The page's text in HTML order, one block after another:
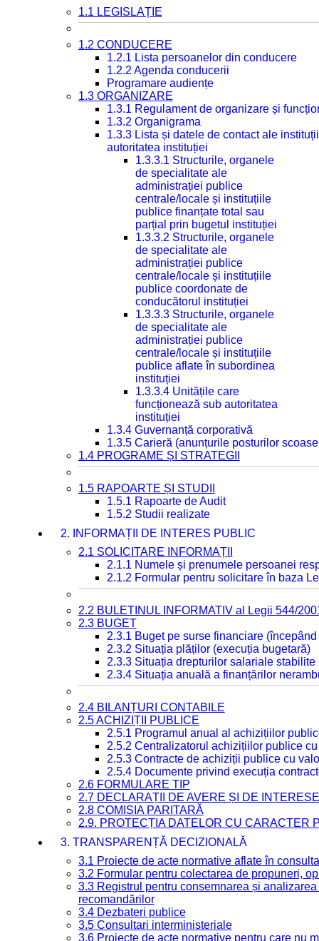
1.1 LEGISLAȚIE
1.2 CONDUCERE
1.2.1 Lista persoanelor din conducere
1.2.2 Agenda conducerii
Programare audiențe
1.3 ORGANIZARE
1.3.1 Regulament de organizare și
1.3.2 Organigrama
1.3.3 Lista și datele de contact ale
autoritatea instituției
1.3.3.1 Structurile, organele
de specialitate ale
administrației publice
centrale/locale și instituțiile
publice finanțate total sau
parțial prin bugetul instituției
1.3.3.2 Structurile, organele
de specialitate ale
administrației publice
centrale/locale și instituțiile
publice coordonate de
conducătorul instituției
1.3.3.3 Structurile, organele
de specialitate ale
administrației publice
centrale/locale și instituțiile
publice aflate în subordinea
instituției
1.3.3.4 Unitățile care
funcționează sub autoritatea
instituției
1.3.4 Guvernanță corporativă
1.3.5 Carieră (anunțurile posturilor
1.4 PROGRAME ȘI STRATEGII
1.5 RAPOARTE ȘI STUDII
1.5.1 Rapoarte de Audit
1.5.2 Studii realizate
2. INFORMAȚII DE INTERES PUBLIC
2.1 SOLICITARE INFORMAȚII
2.1.1 Numele și prenumele persoanei
2.1.2 Formular pentru solicitare în baza
2.2 BULETINUL INFORMATIV al Legii 544/
2.3 BUGET
2.3.1 Buget pe surse financiare
2.3.2 Situația plăților (execuția bugetară)
2.3.3 Situația drepturilor salariale
2.3.4 Situația anuală a finanțărilor
2.4 BILANȚURI CONTABILE
2.5 ACHIZIȚII PUBLICE
2.5.1 Programul anual al achizițiilor
2.5.2 Centralizatorul achizițiilor publice
2.5.3 Contracte de achiziții publice cu
2.5.4 Documente privind execuția
2.6 FORMULARE TIP
2.7 DECLARAȚII DE AVERE ȘI DE INTERESE
2.8 COMISIA PARITARĂ
2.9. PROTECȚIA DATELOR CU CARACTER
3. TRANSPARENȚĂ DECIZIONALĂ
3.1 Proiecte de acte normative aflate în
3.2 Formular pentru colectarea de propuneri,
3.3 Registrul pentru consemnarea și
recomandărilor
3.4 Dezbateri publice
3.5 Consultari interministeriale
3.6 Proiecte de acte normative pentru care nu